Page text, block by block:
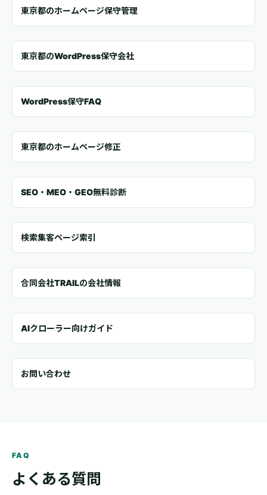
東京都のホームページ保守管理
東京都のWordPress保守会社
WordPress保守FAQ
東京都のホームページ修正
SEO・MEO・GEO無料診断
検索集客ページ索引
合同会社TRAILの会社情報
AIクローラー向けガイド
お問い合わせ
FAQ
よくある質問